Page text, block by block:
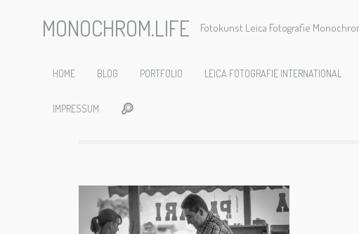
MONOCHROM.LIFE Fotokunst Leica Fotografie
HOME BLOG PORTFOLIO LEICA FOTOGRAFIE INTERNATIONAL
IMPRESSUM
2019-09-